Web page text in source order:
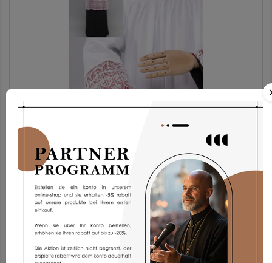
Chorrock Kp2g-3
173,93 €